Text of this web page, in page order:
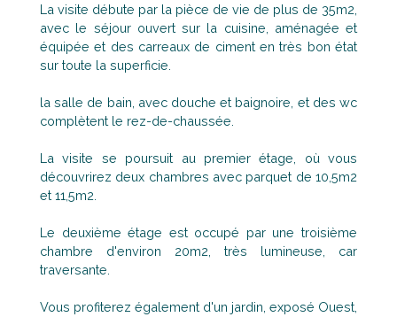
La visite débute par la pièce de vie de plus de 35m2,
avec le séjour ouvert sur la cuisine, aménagée et
équipée et des carreaux de ciment en très bon état
sur toute la superficie.
la salle de bain, avec douche et baignoire, et des wc
complètent le rez-de-chaussée.
La visite se poursuit au premier étage, où vous
découvrirez deux chambres avec parquet de 10,5m2
et 11,5m2.
Le deuxième étage est occupé par une troisième
chambre d'environ 20m2, très lumineuse, car
traversante.
Vous profiterez également d'un jardin, exposé Ouest,